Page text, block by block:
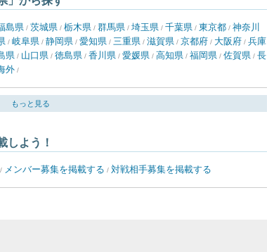
島県 / 茨城県 / 栃木県 / 群馬県 / 埼玉県 / 千葉県 / 東京都 / 神奈川
/ 岐阜県 / 静岡県 / 愛知県 / 三重県 / 滋賀県 / 京都府 / 大阪府 / 兵庫
県 / 山口県 / 徳島県 / 香川県 / 愛媛県 / 高知県 / 福岡県 / 佐賀県 / 長
外 /
もっと見る
しよう！
/ メンバー募集を掲載する / 対戦相手募集を掲載する